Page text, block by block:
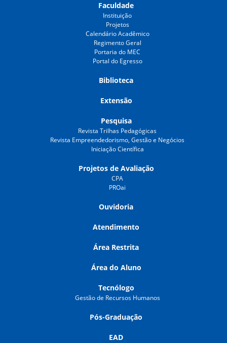
Faculdade
Instituição
Projetos
Calendário Acadêmico
Regimento Geral
Portaria do MEC
Portal do Egresso
Biblioteca
Extensão
Pesquisa
Revista Trilhas Pedagógicas
Revista Empreendedorismo, Gestão e Negócios
Iniciação Científica
Projetos de Avaliação
CPA
PROai
Ouvidoria
Atendimento
Área Restrita
Área do Aluno
Tecnólogo
Gestão de Recursos Humanos
Pós-Graduação
EAD